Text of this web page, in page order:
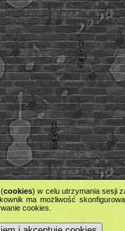
cookies) w celu utrzymania sesji
ma możliwość
cookies.